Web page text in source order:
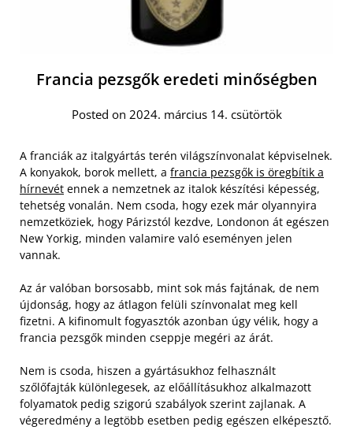
Francia pezsgők eredeti minőségben
Posted on 2024. március 14. csütörtök
A franciák az italgyártás terén világszínvonalat képviselnek.
A konyakok, borok mellett, a francia pezsgők is öregbítik a
hírnevét ennek a nemzetnek az italok készítési képesség,
tehetség vonalán. Nem csoda, hogy ezek már olyannyira
nemzetköziek, hogy Párizstól kezdve, Londonon át egészen
New Yorkig, minden valamire való eseményen jelen
vannak.
Az ár valóban borsosabb, mint sok más fajtának, de nem
újdonság, hogy az átlagon felüli színvonalat meg kell
fizetni. A kifinomult fogyasztók azonban úgy vélik, hogy a
francia pezsgők minden cseppje megéri az árát.
Nem is csoda, hiszen a gyártásukhoz felhasznált
szőlőfajták különlegesek, az előállításukhoz alkalmazott
folyamatok pedig szigorú szabályok szerint zajlanak. A
végeredmény a legtöbb esetben pedig egészen elképesztő.